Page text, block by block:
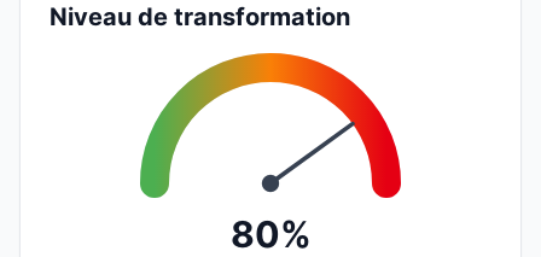
Niveau de transformation
80%